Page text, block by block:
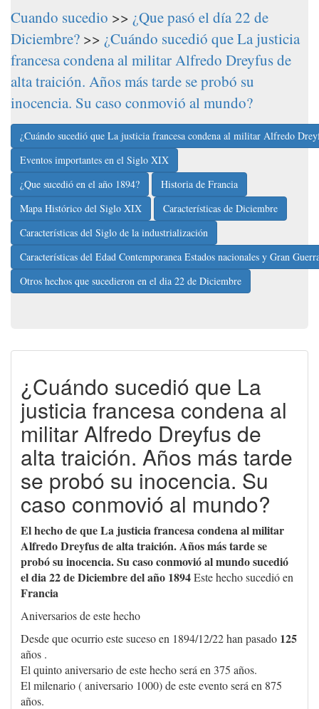
Cuando sucedio >> ¿Que pasó el día 22 de
Diciembre? >> ¿Cuándo sucedió que La justicia
francesa condena al militar Alfredo Dreyfus de
alta traición. Años más tarde se probó su
inocencia. Su caso conmovió al mundo?
¿Cuándo sucedió que La justicia francesa condena al militar Alfredo
Eventos importantes en el Siglo XIX
¿Que sucedió en el año 1894?
Historia de Francia
Mapa Histórico del Siglo XIX
Características de Diciembre
Características del Siglo de la industrialización
Características del Edad Contemporanea Estados nacionales y Gran
Otros hechos que sucedieron en el dia 22 de Diciembre
¿Cuándo sucedió que La
justicia francesa condena al
militar Alfredo Dreyfus de
alta traición. Años más tarde
se probó su inocencia. Su
caso conmovió al mundo?
El hecho de que La justicia francesa condena al militar
Alfredo Dreyfus de alta traición. Años más tarde se
probó su inocencia. Su caso conmovió al mundo sucedió
el dia 22 de Diciembre del año 1894Este hecho sucedió en
Francia
Aniversarios de este hecho
Desde que ocurrio este suceso en 1894/12/22 han pasado 125
años .
El quinto aniversario de este hecho será en 375 años.
El milenario ( aniversario 1000) de este evento será en 875
años.